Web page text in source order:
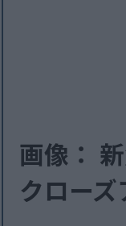
画像：
クロー